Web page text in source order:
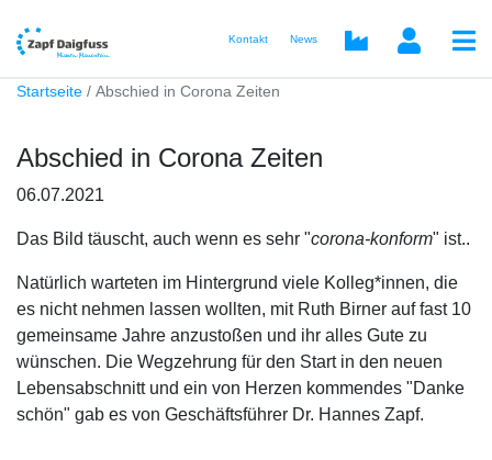
Kontakt News
Startseite Abschied in Corona Zeiten
Abschied in Corona Zeiten
06.07.2021
Das Bild täuscht, auch wenn es sehr "corona-konform" ist..
Natürlich warteten im Hintergrund viele Kolleg*innen, die
es nicht nehmen lassen wollten, mit Ruth Birner auf fast 10
gemeinsame Jahre anzustoßen und ihr alles Gute zu
wünschen. Die Wegzehrung für den Start in den neuen
Lebensabschnitt und ein von Herzen kommendes "Danke
schön" gab es von Geschäftsführer Dr. Hannes Zapf.